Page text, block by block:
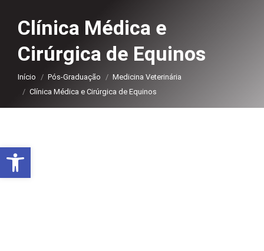
Clínica Médica e
Cirúrgica de Equinos
Você está aqui:
Início Pós-Graduação
Medicina Veterinária
Clínica Médica e Cirúrgica de Equinos
Abrir a barra de ferramentas